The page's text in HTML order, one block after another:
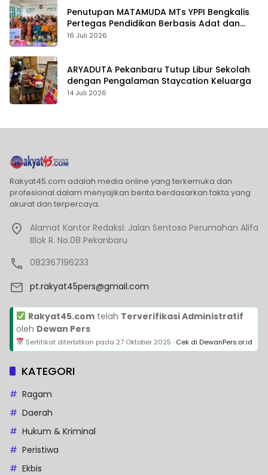
Penutupan MATAMUDA MTs YPPI Bengkalis
Pertegas Pendidikan Berbasis Adat dan
Karakter
16 Juli 2026
ARYADUTA Pekanbaru Tutup Libur Sekolah
dengan Pengalaman Staycation Keluarga
14 Juli 2026
Rakyat45.com adalah media online yang terkemuka dan
profesional dalam menyajikan berita berdasarkan fakta yang
akurat dan terpercaya.
Alamat Kantor Redaksi: Jalan Sentosa Perumahan Alifa
Blok R. No.08 Pekanbaru
082367196233
pt.rakyat45pers@gmail.com
Rakyat45.comtelah Terverifikasi Administratif
oleh Dewan Pers
Sertifikat diterbitkan pada 27 Oktober 2025 · Cek di DewanPers.or.id
KATEGORI
Ragam
Daerah
Hukum & Kriminal
Peristiwa
Ekbis